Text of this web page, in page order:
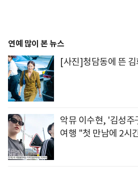
연예 많이 본 뉴스
[사진]청담동에 뜬 김
악뮤 이수현, '김성
여행 "첫 만남에 2시